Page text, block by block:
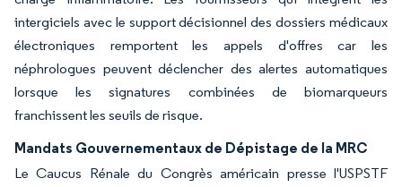
intergiciels avec le support décisionnel des dossiers médicaux
électroniques remportent les appels d'offres car les
néphrologues peuvent déclencher des alertes automatiques
lorsque les signatures combinées de biomarqueurs
franchissent les seuils de risque.
Mandats Gouvernementaux de Dépistage de la MRC
Le Caucus Rénale du Congrès américain presse l'USPSTF